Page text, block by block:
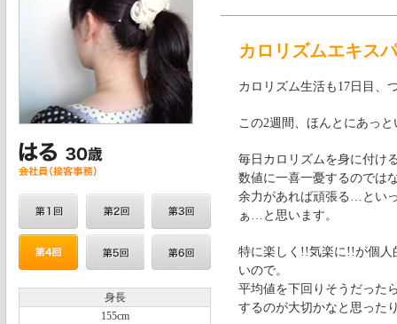
身長
155cm
カロリズムエキス
カロリズム生活も17日目、
この2週間、ほんとにあっ
毎日カロリズムを身に付け
数値に一喜一憂するのでは
余力があれば頑張る…とい
ぁ…と思います。
特に楽しく!!気楽に!!が個人
いので。
平均値を下回りそうだった
するのが大切かなと思った